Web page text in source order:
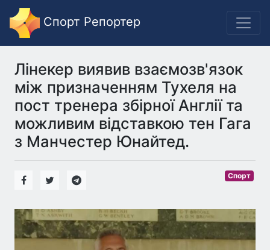
Спорт Репортер
Лінекер виявив взаємозв'язок
між призначенням Тухеля на
пост тренера збірної Англії та
можливим відставкою тен Гага
з Манчестер Юнайтед.
Спорт